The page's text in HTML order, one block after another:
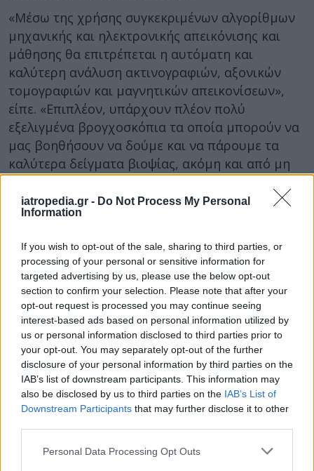
iatropedia.gr - Do Not Process My Personal
Information
If you wish to opt-out of the sale, sharing to third parties, or
processing of your personal or sensitive information for
targeted advertising by us, please use the below opt-out
section to confirm your selection. Please note that after your
opt-out request is processed you may continue seeing
interest-based ads based on personal information utilized by
us or personal information disclosed to third parties prior to
your opt-out. You may separately opt-out of the further
disclosure of your personal information by third parties on the
IAB’s list of downstream participants. This information may
also be disclosed by us to third parties on the IAB’s List of
Downstream Participants that may further disclose it to other
Personal Data Processing Opt Outs
«Μέσω της χρήσης συγκεκριμένων αλγορίθμων
μηχανικής και ηλεκτρονικής απεικόνισης και
μάθησης θα επιτρέπεται η αυτόματη και
καλύτερη ανάλυση ακτινογραφιών, αξονικών
τομογραφιών και μαγνητικών απεικονίσεων»,
είπε. «Επιπλέον, υπάρχουν πλέον πολύ
εξελιγμένα βρογχοσκόπια τα οποία μπορούν να
μας βοηθήσουν να δούμε και να πάρουμε τα
καλύτερα δείγματα βιοψίας, ακόμη και από μη
βλάβες. Με αυτό τον τρόπο, η διάγνωση γίνεται
με μεγαλύτερη ασφάλεια και ταχύτητα».
Και «έξυπνες» συσκευές για ασθενείς
Στο συνέδριο παρουσιάστηκαν επίσης «έξυπνες»
συσκευές, εφοδιασμένες με ειδικούς αισθητήρες
που μπορούν να καταγράφουν τη δοσολογία, τη
χρήση και το χρόνο λήψης των φαρμάκων.
Με τη βοήθειά τους, ο πνευμονολόγος ιατρός ή
άλλος επαγγελματίας υγείας θα μπορεί να
βοηθηθεί σε μεγάλο βαθμό. Και αυτό διότι «θα
μπορεί να έχει σε ακριβή και πραγματικό χρόνο,
την αναπνευστική προσπάθεια του ασθενή που
του έχει χορηγηθεί το φάρμακο», είπε η δρ